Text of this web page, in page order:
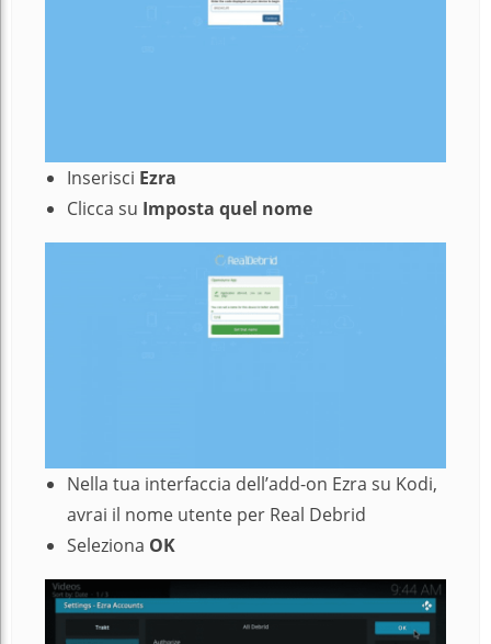
Inserisci Ezra
Clicca su Imposta quel nome
Nella tua interfaccia dell’add-on Ezra su Kodi,
avrai il nome utente per Real Debrid
Seleziona OK